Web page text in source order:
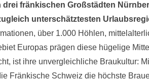
drei fränkischen Großstädten
unterschätztesten
über 1.000 Höhlen,
Europas prägen diese hügelige
ist ihre unvergleichliche Braukultur:
Fränkische Schweiz die höchste